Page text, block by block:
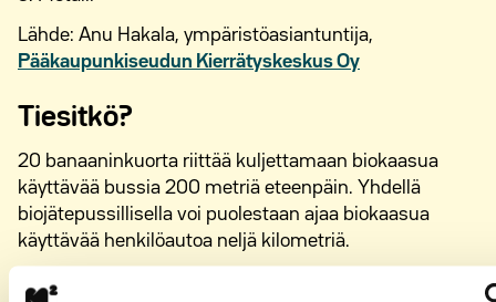
Lähde: Anu Hakala, ympäristöasiantuntija,
Pääkaupunkiseudun Kierrätyskeskus Oy
Tiesitkö?
20 banaaninkuorta riittää kuljettamaan biokaasua
käyttävää bussia 200 metriä eteenpäin. Yhdellä
biojätepussillisella voi puolestaan ajaa biokaasua
käyttävää henkilöautoa neljä kilometriä.
Lähde: